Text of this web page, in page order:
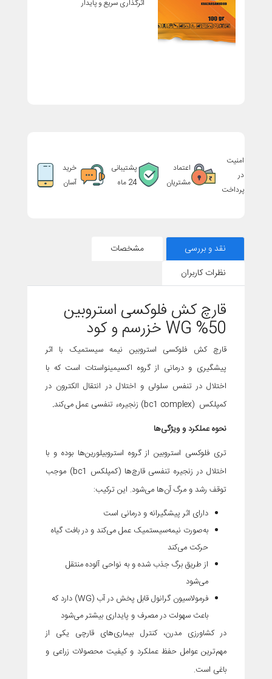
اثرگذاری سریع و پایدار
امنیت
در
پرداخت
اعتماد
مشتریان
پشتیبانی
24 ماه
خرید
آسان
نقد و بررسی
مشخصات
نظرات کاربران
قارچ کش فلوکسی استروبین
50% WG خزرسم و کود
قارچ کش فلوکسی استروبین نیمه سیستمیک با اثر
پیشگیری و درمانی از گروه اکسیمینواستات است که با
اختلال در تنفس سلولی و اختلال در انتقال الکترون در
کمپلکس (bc1 complex) زنجیرهء تنفسی عمل می‌کند
.
نحوه عملکرد و ویژگی‌ها
تری فلوکسی استروبین از گروه استروبیلورین‌ها بوده و با
اختلال در زنجیره تنفسی قارچ‌ها (کمپلکس bc1) موجب
توقف رشد و مرگ آن‌ها می‌شود. این ترکیب:
دارای اثر پیشگیرانه و درمانی است
به‌صورت نیمه‌سیستمیک عمل می‌کند و در بافت گیاه
حرکت می‌کند
از طریق برگ جذب شده و به نواحی آلوده منتقل
می‌شود
فرمولاسیون گرانول قابل پخش در آب (WG) دارد که
باعث سهولت در مصرف و پایداری بیشتر می‌شود
در کشاورزی مدرن، کنترل بیماری‌های قارچی یکی از
مهم‌ترین عوامل حفظ عملکرد و کیفیت محصولات زراعی و
باغی است.